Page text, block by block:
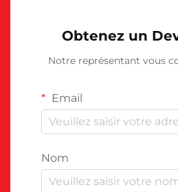
Obtenez un
Notre représentant vous
Email
Nom